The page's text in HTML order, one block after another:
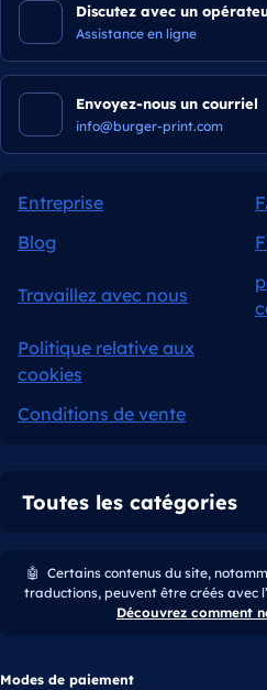
Discutez avec un
Assistance en ligne
Envoyez-nous un courriel
info@burger-print.com
Entreprise
Blog
Travaillez avec nous
Politique relative aux
cookies
Conditions de vente
Toutes les catégories
🤖 Certains contenus du site,
traductions, peuvent être créés avec
Découvrez comment
Modes de paiement